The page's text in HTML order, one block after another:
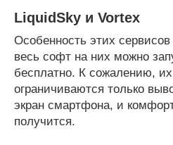
LiquidSky и Vortex
Особенность этих
весь софт на них можно
бесплатно. К сожалению,
ограничиваются только
экран смартфона, и
получится.